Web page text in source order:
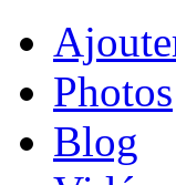
Photos
Blog